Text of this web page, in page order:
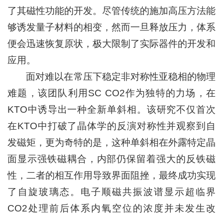
了其磁性功能的开发。尽管传统的施加高压方法能
够诱发量子材料的相变，然而一旦释放压力，体系
便会迅速恢复原状，极大限制了实际器件的开发和
应用。
面对难以在常压下稳定非对称性亚稳相的物理
难题，该团队利用SC CO2作为独特的力场，在
KTO中诱导出一种全新单斜相。该研究不仅首次
在KTO中打破了晶体学的反演对称性并观察到自
发磁矩，更为奇特的是，这种单斜相在外露特定晶
面显示强铁磁耦合，内部仍保留着强大的反铁磁
性，二者的相互作用导致界面阻挫，最终成功实现
了自旋玻璃态。电子顺磁共振波谱显示超临界
CO2处理前后体系内氧空位的浓度并未发生改